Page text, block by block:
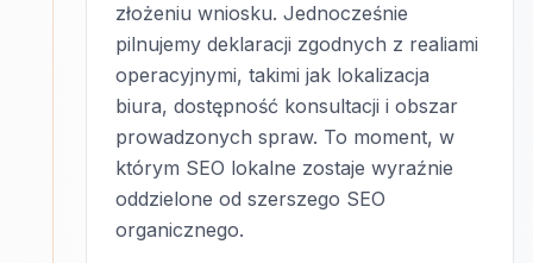
złożeniu wniosku. Jednocześnie
pilnujemy deklaracji zgodnych z realiami
operacyjnymi, takimi jak lokalizacja
biura, dostępność konsultacji i obszar
prowadzonych spraw. To moment, w
którym SEO lokalne zostaje wyraźnie
oddzielone od szerszego SEO
organicznego.